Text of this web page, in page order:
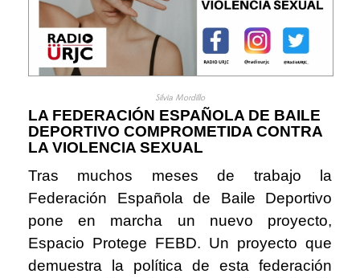
Silvia Mordillo
LA FEDERACIÓN ESPAÑOLA DE BAILE
DEPORTIVO COMPROMETIDA CONTRA
LA VIOLENCIA SEXUAL
Tras muchos meses de trabajo la
Federación Española de Baile Deportivo
pone en marcha un nuevo proyecto,
Espacio Protege FEBD. Un proyecto que
demuestra la política de esta federación